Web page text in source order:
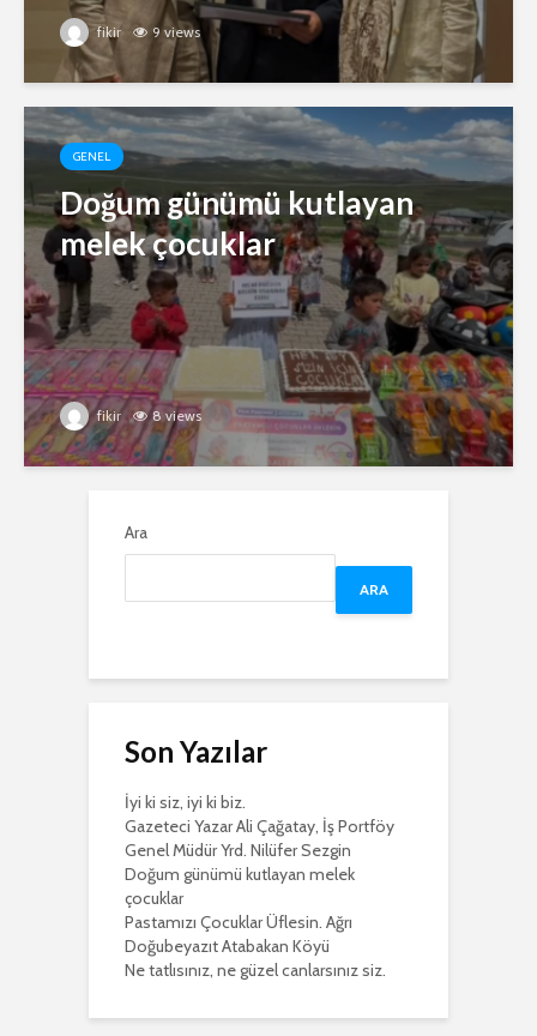
fikir 9 views
GENEL
Doğum günümü kutlayan
melek çocuklar
fikir 8 views
Ara
ARA
Son Yazılar
İyi ki siz, iyi ki biz.
Gazeteci Yazar Ali Çağatay, İş Portföy
Genel Müdür Yrd. Nilüfer Sezgin
Doğum günümü kutlayan melek
çocuklar
Pastamızı Çocuklar Üflesin. Ağrı
Doğubeyazıt Atabakan Köyü
Ne tatlısınız, ne güzel canlarsınız siz.